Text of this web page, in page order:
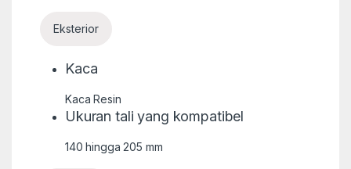
Eksterior
Kaca
Kaca Resin
Ukuran tali yang kompatibel
140 hingga 205 mm